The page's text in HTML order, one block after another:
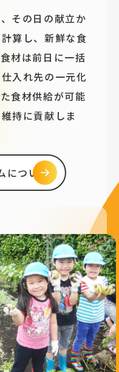
その日の献立か
算し、新鮮な食
材は前日に一括
入れ先の一元化
食材供給が可能
持に貢献しま
について